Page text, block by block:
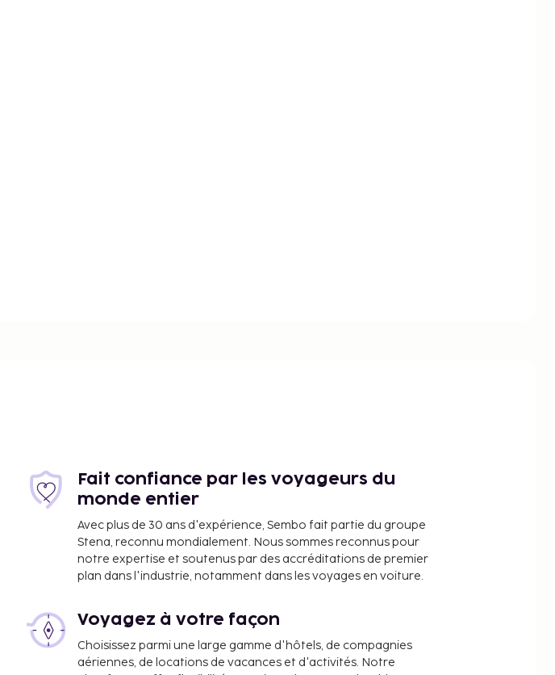
Fait confiance par les voyageurs du
monde entier
Avec plus de 30 ans d'expérience, Sembo fait partie du groupe
Stena, reconnu mondialement. Nous sommes reconnus pour
notre expertise et soutenus par des accréditations de premier
plan dans l'industrie, notamment dans les voyages en voiture.
Voyagez à votre façon
Choisissez parmi une large gamme d'hôtels, de compagnies
aériennes, de locations de vacances et d'activités. Notre